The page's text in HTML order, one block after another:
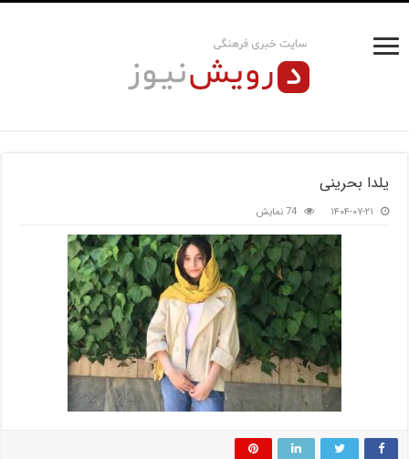
یلدا بحرینی
۱۴۰۴-۰۷-۲۱ 74 نمایش